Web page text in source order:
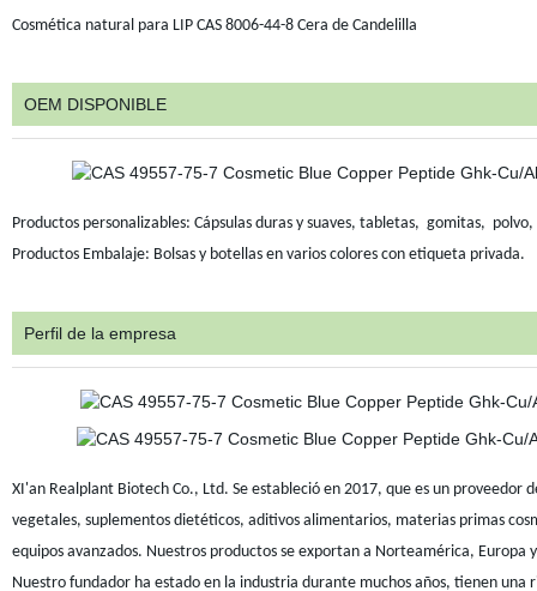
Cosmética natural para LIP CAS 8006-44-8 Cera de Candelilla
OEM DISPONIBLE
Productos personalizables: Cápsulas duras y suaves, tabletas, gomitas,
Productos Embalaje: Bolsas y botellas en varios colores con etiqueta privada.
Perfil de la empresa
XI'an Realplant Biotech Co., Ltd. Se estableció en 2017, que es un
vegetales, suplementos dietéticos, aditivos alimentarios, materias primas
equipos avanzados. Nuestros productos se exportan a Norteamérica, Europa
Nuestro fundador ha estado en la industria durante muchos años, tienen